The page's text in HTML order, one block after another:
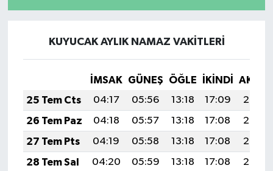
KUYUCAK AYLIK NAMAZ VAKITLERI
İMSAK GÜNEŞ ÖĞLE İKINDI
25 Tem Cts
04:17 05:56 13:18 17:09
20:29
26 Tem Paz
04:18 05:57 13:18 17:08
20:28
27 Tem Pts
04:19 05:58 13:18 17:08
20:28
28 Tem Sal
04:20 05:59 13:18 17:08
20:27